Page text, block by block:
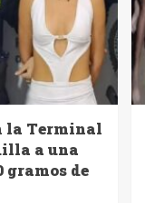
la Terminal
a una
gramos de